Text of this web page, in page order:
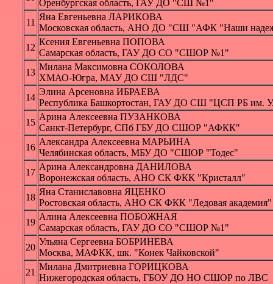
Оренбургская область, ГАУ ДО "СШ №1"
11
Яна Евгеньевна ЛАРИКОВА
Московская область, АНО ДО "СШ "АФК "Наши
12
Ксения Евгеньевна ПОПОВА
Самарская область, ГАУ ДО СО "СШОР №1"
13
Милана Максимовна СОКОЛОВА
ХМАО-Югра, МАУ ДО СШ "ЛДС"
14
Элина Арсеновна ИБРАЕВА
Республика Башкортостан, ГАУ ДО СШ "ЦСП РБ им.
15
Арина Алексеевна ПУЗАНКОВА
Санкт-Петербург, СПб ГБУ ДО СШОР "АФКК"
16
Александра Алексеевна МАРЬИНА
Челябинская область, МБУ ДО "СШОР "Тодес"
17
Арина Александровна ДАНИЛОВА
Воронежская область, АНО СК ФКК "Кристалл"
18
Яна Станиславовна ЯЦЕНКО
Ростовская область, АНО СК ФКК "Ледовая академия"
19
Алина Алексеевна ПОБОЖНАЯ
Самарская область, ГАУ ДО СО "СШОР №1"
20
Ульяна Сергеевна БОБРИНЕВА
Москва, МАФКК, шк. "Конек Чайковской"
21
Милана Дмитриевна ГОРИЦКОВА
Нижегородская область, ГБОУ ДО НО СШОР по ЛВС